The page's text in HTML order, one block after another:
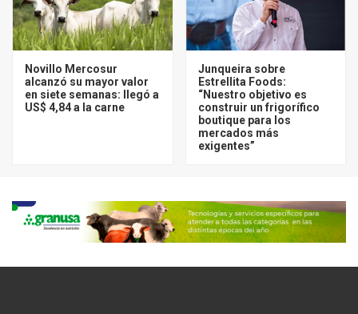
Novillo Mercosur
alcanzó su mayor valor
en siete semanas: llegó a
US$ 4,84 a la carne
Junqueira sobre
Estrellita Foods:
“Nuestro objetivo es
construir un frigorífico
boutique para los
mercados más
exigentes”